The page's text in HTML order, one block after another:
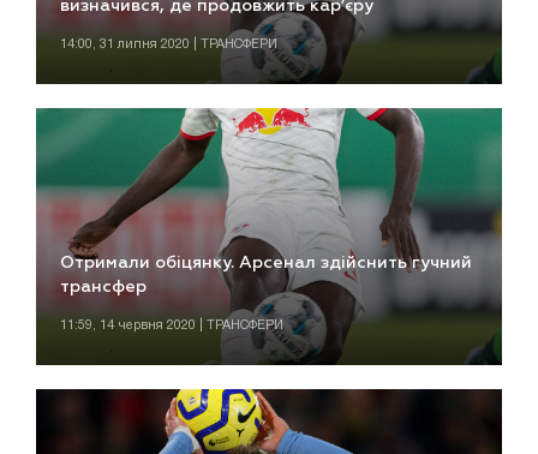
визначився, де продовжить кар’єру
14:00, 31 липня 2020 | ТРАНСФЕРИ
Отримали обіцянку. Арсенал здійснить гучний
трансфер
11:59, 14 червня 2020 | ТРАНСФЕРИ